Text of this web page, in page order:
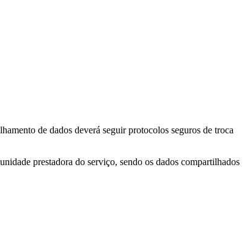
de dados deverá seguir protocolos seguros de troca
prestadora do serviço, sendo os dados compartilhados